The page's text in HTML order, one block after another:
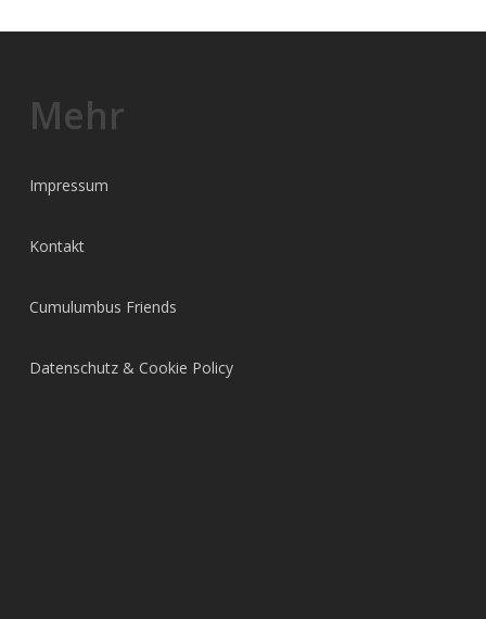
Mehr
Impressum
Kontakt
Cumulumbus Friends
Datenschutz & Cookie Policy